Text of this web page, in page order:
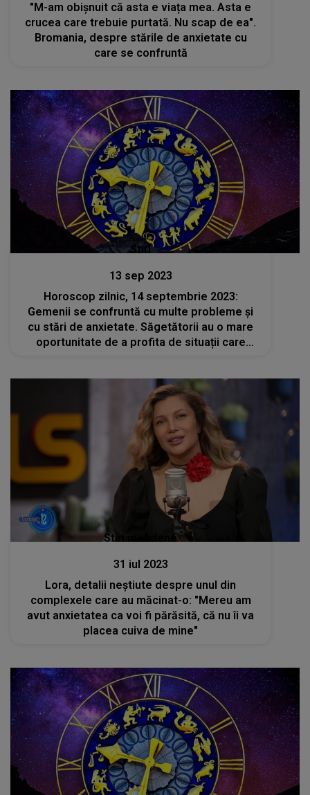
"M-am obișnuit că asta e viața mea. Asta e
crucea care trebuie purtată. Nu scap de ea".
Bromania, despre stările de anxietate cu
care se confruntă
Stiri
13 sep 2023
Horoscop zilnic, 14 septembrie 2023:
Gemenii se confruntă cu multe probleme și
cu stări de anxietate. Săgetătorii au o mare
oportunitate de a profita de situații care
Stiri mondene
31 iul 2023
Lora, detalii neștiute despre unul din
complexele care au măcinat-o: "Mereu am
avut anxietatea ca voi fi părăsită, că nu îi va
placea cuiva de mine"